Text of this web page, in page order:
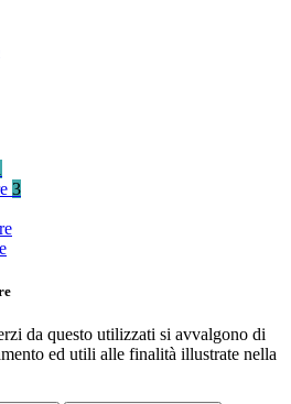
3
da questo utilizzati si avvalgono di
ed utili alle finalità illustrate nella